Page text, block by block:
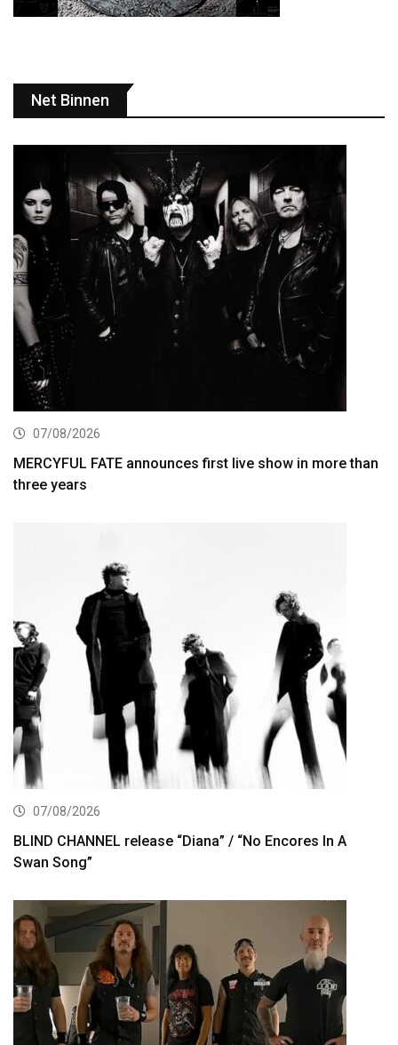
Net Binnen
07/08/2026
MERCYFUL FATE announces first live show in more than
three years
07/08/2026
BLIND CHANNEL release “Diana” / “No Encores In A
Swan Song”